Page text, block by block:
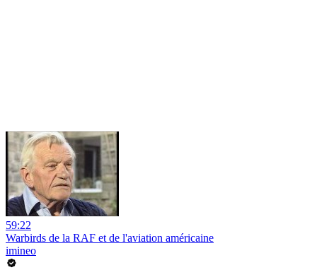
59:22
Warbirds de la RAF et de l'aviation américaine
imineo